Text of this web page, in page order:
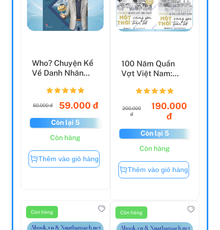
Who? Chuyện Kể
Về Danh Nhân
Bezos
60.000 đ 59.000 đ
Còn lại 5
Còn hàng
Thêm vào giỏ hàng
100 Năm Quần
Vợt Việt Nam:
Son, Một ...
200.000
đ
190.000
đ
Còn lại 5
Còn hàng
Thêm vào giỏ hàng
Còn hàng Còn hàng